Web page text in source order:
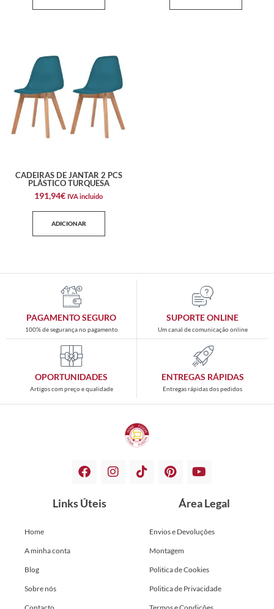
CADEIRAS DE JANTAR 2 PCS
PLÁSTICO TURQUESA
191,94€ IVA incluido
ADICIONAR
PAGAMENTO SEGURO
100% de segurança no pagamento
SUPORTE ONLINE
Um canal de comunicação online
OPORTUNIDADES
Artigos com preço e qualidade
ENTREGAS RÁPIDAS
Entregas rápidas dos pedidos
Links Úteis
Home
A minha conta
Blog
Sobre nós
Área Legal
Envios e Devoluções
Montagem
Politica de Cookies
Politica de Privacidade